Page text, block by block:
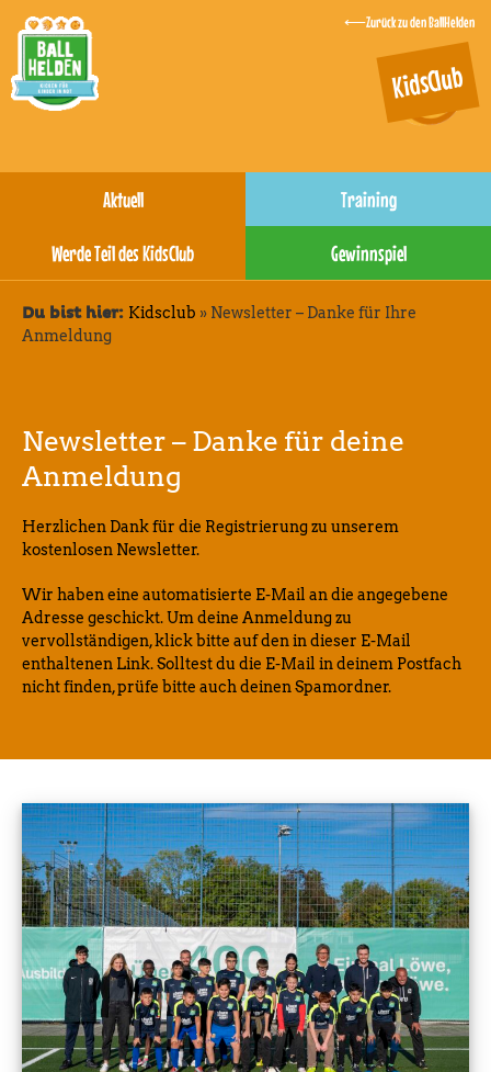
Zurück zu den BallHelden
Aktuell Training
Werde Teil des KidsClub Gewinnspiel
KidsClub
Du bist hier: Kidsclub » Newsletter – Danke für Ihre
Anmeldung
Newsletter – Danke für deine
Anmeldung
Herzlichen Dank für die Registrierung zu unserem
kostenlosen Newsletter.
Wir haben eine automatisierte E-Mail an die angegebene
Adresse geschickt. Um deine Anmeldung zu
vervollständigen, klick bitte auf den in dieser E-Mail
enthaltenen Link. Solltest du die E-Mail in deinem Postfach
nicht finden, prüfe bitte auch deinen Spamordner.